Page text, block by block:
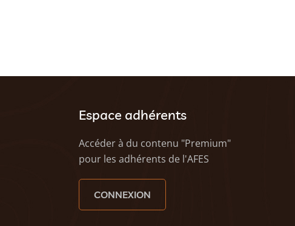
Espace adhérents
Accéder à du contenu "Premium"
pour les adhérents de l'AFES
CONNEXION